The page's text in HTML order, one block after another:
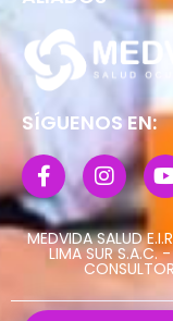
SÍGUENOS EN:
MEDVIDA SALUD
LIMA SUR